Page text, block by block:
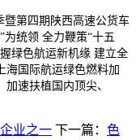
第四期陕西高速公货车
统领 全力鞭策“十五
绿色航运新机缘 建立全
国际航运绿色燃料加
速扶植国内顶尖、
业之一 下一篇： 色